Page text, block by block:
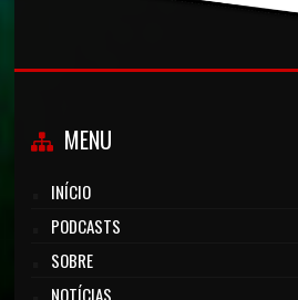
MENU
INÍCIO
PODCASTS
SOBRE
NOTÍCIAS